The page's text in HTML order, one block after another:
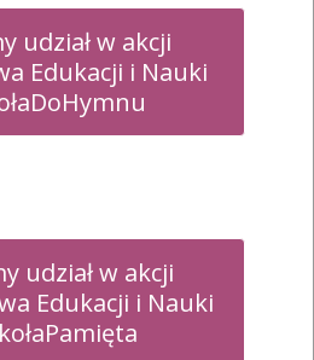
udział w akcji
Edukacji i Nauki
udział w akcji